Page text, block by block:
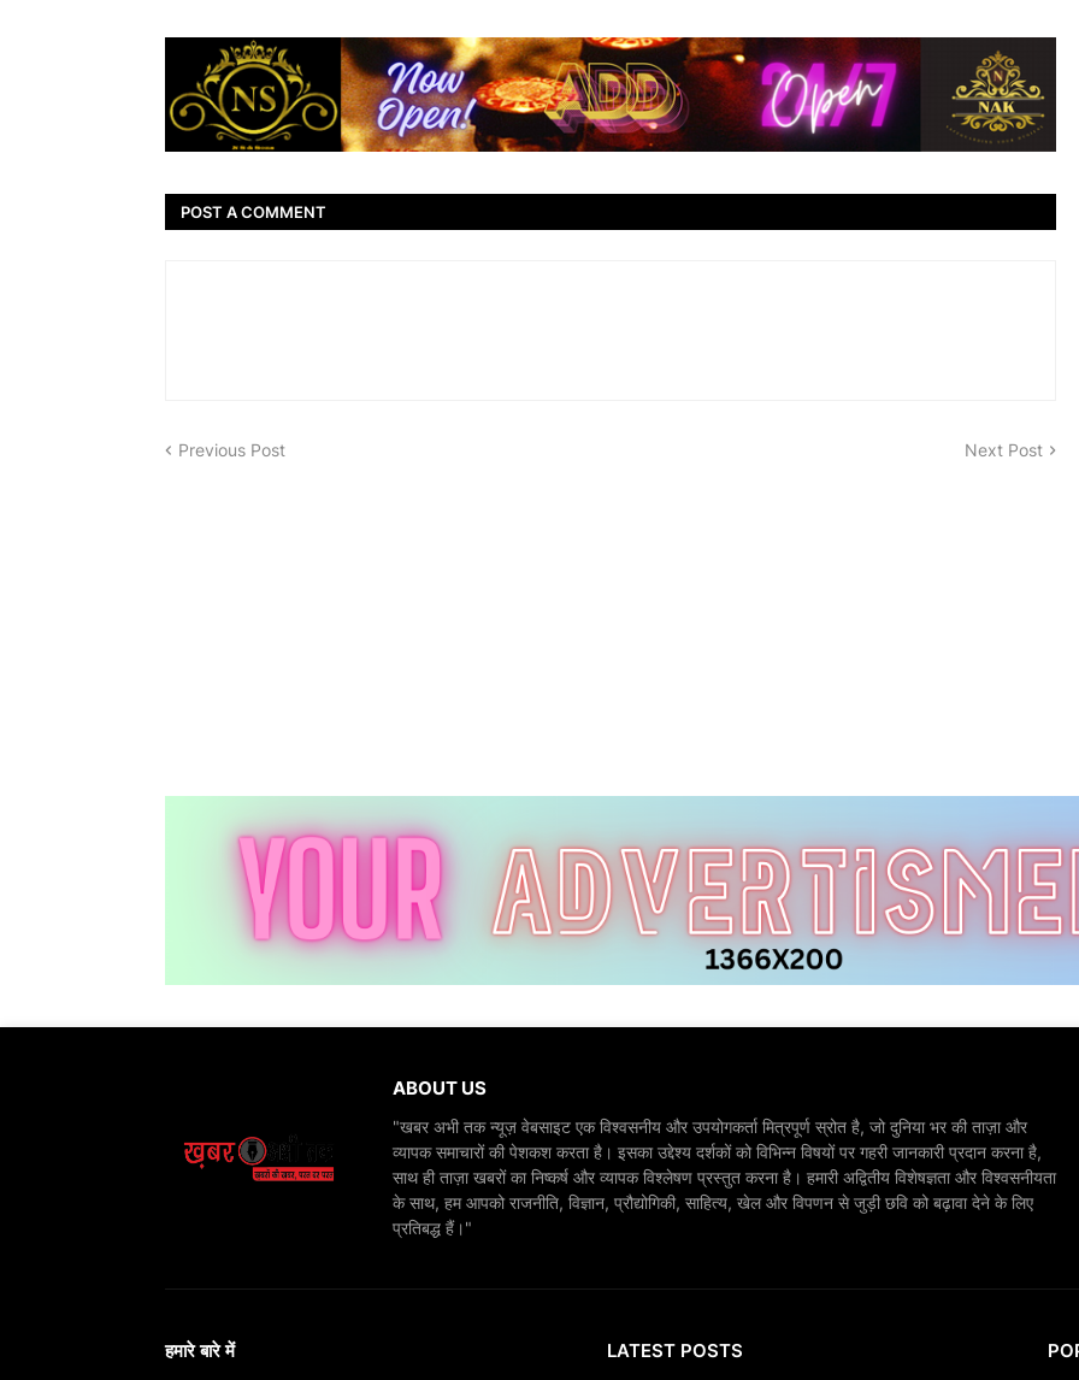
POST A COMMENT
Previous Post Next Post
ABOUT US
"खबर अभी तक न्यूज़ वेबसाइट एक विश्वसनीय और उपयोगकर्ता मित्रपूर्ण स्रोत है, जो दुनिया भर की ताज़ा और
व्यापक समाचारों की पेशकश करता है। इसका उद्देश्य दर्शकों को विभिन्न विषयों पर गहरी जानकारी प्रदान करना है,
साथ ही ताज़ा खबरों का निष्कर्ष और व्यापक विश्लेषण प्रस्तुत करना है। हमारी अद्वितीय विशेषज्ञता और विश्वसनीयता
के साथ, हम आपको राजनीति, विज्ञान, प्रौद्योगिकी, साहित्य, खेल और विपणन से जुड़ी छवि को बढ़ावा देने के लिए
प्रतिबद्ध हैं।"
हमारे बारे में LATEST POSTS